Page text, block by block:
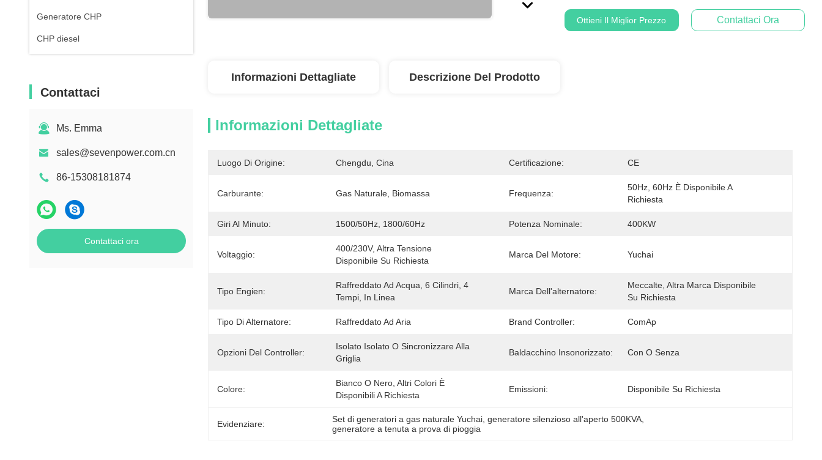
Generatore CHP
CHP diesel
Contattaci
Ms. Emma
sales@sevenpower.com.cn
86-15308181874
Contattaci ora
Ottieni Il Miglior Prezzo Contattaci Ora
Informazioni Dettagliate Descrizione Del Prodotto
Informazioni Dettagliate
Luogo Di Origine: Chengdu, Cina Certificazione: CE
Carburante: Gas Naturale, Biomassa Frequenza:
50Hz, 60Hz È Disponibile A
Richiesta
Giri Al Minuto: 1500/50Hz, 1800/60Hz Potenza Nominale: 400KW
Voltaggio:
400/230V, Altra Tensione
Disponibile Su Richiesta
Marca Del Motore: Yuchai
Tipo Engien:
Raffreddato Ad Acqua, 6 Cilindri, 4
Tempi, In Linea
Marca Dell'alternatore:
Meccalte, Altra Marca Disponibile
Su Richiesta
Tipo Di Alternatore: Raffreddato Ad Aria Brand Controller: ComAp
Opzioni Del Controller:
Isolato Isolato O Sincronizzare Alla
Griglia
Baldacchino Insonorizzato: Con O Senza
Colore:
Bianco O Nero, Altri Colori È
Disponibili A Richiesta
Emissioni: Disponibile Su Richiesta
Evidenziare: Set di generatori a gas naturale Yuchai , generatore silenzioso all'aperto 500KVA
generatore a tenuta a prova di pioggia